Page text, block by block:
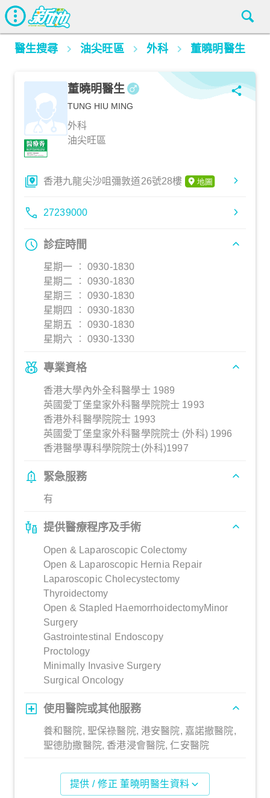
醫生搜尋 油尖旺區 外科 董曉明醫生
董曉明醫生
TUNG HIU MING
外科
油尖旺區
香港九龍尖沙咀彌敦道26號28樓
27239000
診症時間
星期一 ︰ 0930-1830
星期二 ︰ 0930-1830
星期三 ︰ 0930-1830
星期四 ︰ 0930-1830
星期五 ︰ 0930-1830
星期六 ︰ 0930-1330
專業資格
香港大學內外全科醫學士 1989
英國愛丁堡皇家外科醫學院院士 1993
香港外科醫學院院士 1993
英國愛丁堡皇家外科醫學院院士 (外科) 1996
香港醫學專科學院院士(外科)1997
緊急服務
有
提供醫療程序及手術
Open & Laparoscopic Colectomy
Open & Laparoscopic Hernia Repair
Laparoscopic Cholecystectomy
Thyroidectomy
Open & Stapled HaemorrhoidectomyMinor
Surgery
Gastrointestinal Endoscopy
Proctology
Minimally Invasive Surgery
Surgical Oncology
使用醫院或其他服務
養和醫院, 聖保祿醫院, 港安醫院, 嘉諾撤醫院,
聖德肋撒醫院, 香港浸會醫院, 仁安醫院
提供 / 修正 董曉明醫生資料